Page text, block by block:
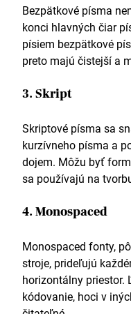
Bezpätkové písma
konci hlavných čiar
písiem bezpätkové
preto majú čistejší a
3. Skript
Skriptové písma sa
kurzívneho písma a
dojem. Môžu byť
sa používajú na
4. Monospaced
Monospaced fonty,
stroje, prideľujú
horizontálny priestor.
kódovanie, hoci v